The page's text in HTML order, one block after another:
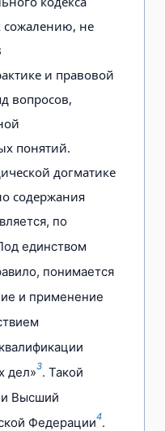
сожалению, не
и правовой
вопросов,
понятий.
догматике
содержания
по
единством
понимается
и применение
дел»3. Такой
и Высший
Федерации4.